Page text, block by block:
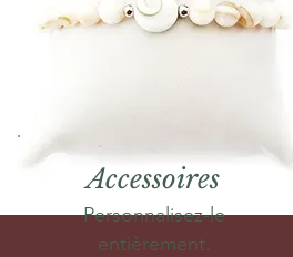
Accessoires
Personnalisez-le
entièrement.